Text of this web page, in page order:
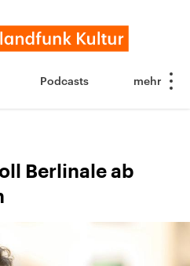
Podcasts
Berlinale ab